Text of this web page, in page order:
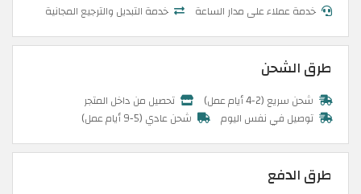
خدمة عملاء على مدار الساعة خدمة التبديل والترجيع المجانية
طرق الشحن
شحن سريع (2-4 أيام عمل)
تحصيل من داخل المتجر
توصيل في نفس اليوم
شحن عادي (5-9 أيام عمل)
طرق الدفع